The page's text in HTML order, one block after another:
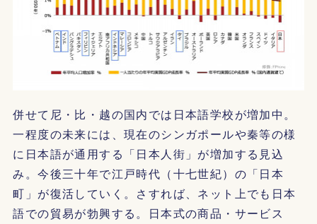
併せて尼・比・越の国内では日本語学校が増加中。
一程度の未来には、現在のシンガポールや秦等の様
に日本語が通用する「日本人街」が増加する見込
み。今後三十年で江戸時代（十七世紀）の「日本
町」が復活していく。さすれば、ネット上でも日本
語での貿易が勃興する。日本式の商品・サービス